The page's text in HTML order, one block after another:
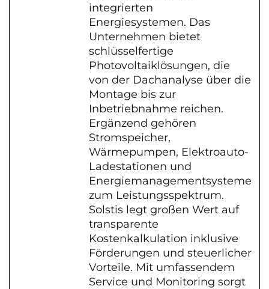
integrierten
Energiesystemen. Das
Unternehmen bietet
schlüsselfertige
Photovoltaiklösungen, die
von der Dachanalyse über die
Montage bis zur
Inbetriebnahme reichen.
Ergänzend gehören
Stromspeicher,
Wärmepumpen, Elektroauto-
Ladestationen und
Energiemanagementsysteme
zum Leistungsspektrum.
Solstis legt großen Wert auf
transparente
Kostenkalkulation inklusive
Förderungen und steuerlicher
Vorteile. Mit umfassendem
Service und Monitoring sorgt